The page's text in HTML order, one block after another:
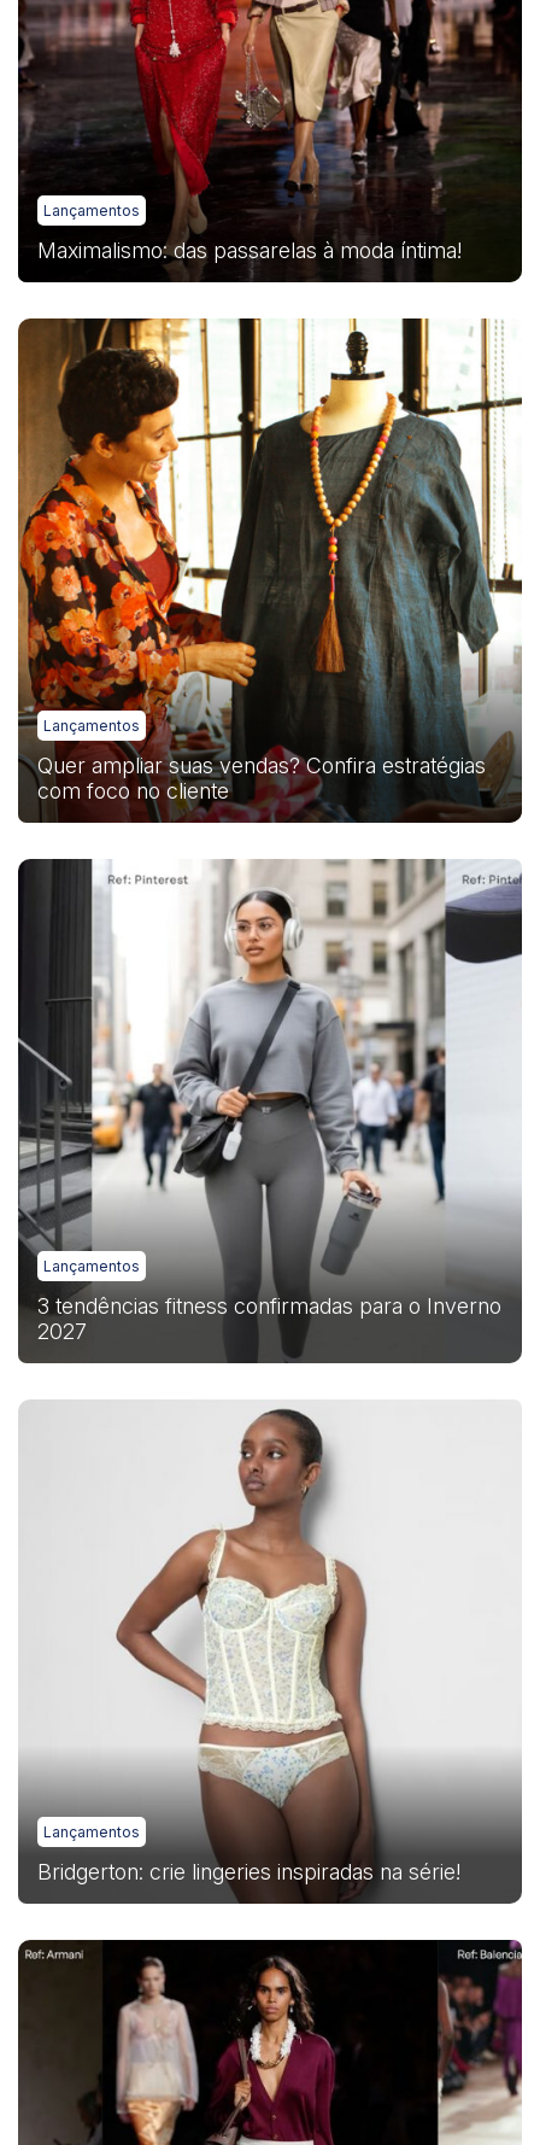
Lançamentos
Maximalismo: das passarelas à moda íntima!
Lançamentos
Quer ampliar suas vendas? Confira estratégias
com foco no cliente
Lançamentos
3 tendências fitness confirmadas para o Inverno
2027
Lançamentos
Bridgerton: crie lingeries inspiradas na série!